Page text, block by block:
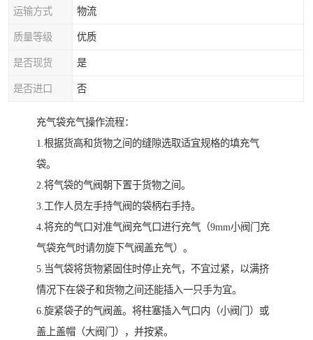
运输方式 物流
质量等级 优质
是否现货 是
是否进口 否
充气袋充气操作流程：
1.根据货高和货物之间的缝隙选取适宜规格的填充气
袋。
2.将气袋的气阀朝下置于货物之间。
3.工作人员左手持气阀的袋柄右手持。
4.将充的气口对准气阀充气口进行充气（9mm小阀门充
气袋充气时请勿旋下气阀盖充气）。
5.当气袋将货物紧固住时停止充气，不宜过紧，以满挤
情况下在袋子和货物之间还能插入一只手为宜。
6.旋紧袋子的气阀盖。将柱塞插入气口内（小阀门）或
盖上盖帽（大阀门），并按紧。